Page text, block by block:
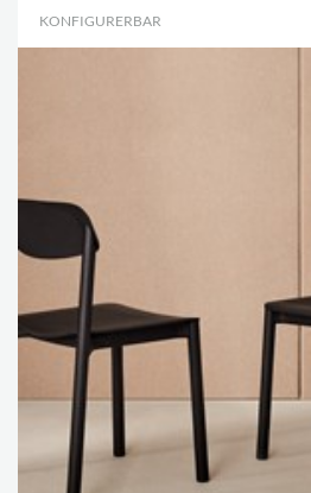
KONFIGURERBAR